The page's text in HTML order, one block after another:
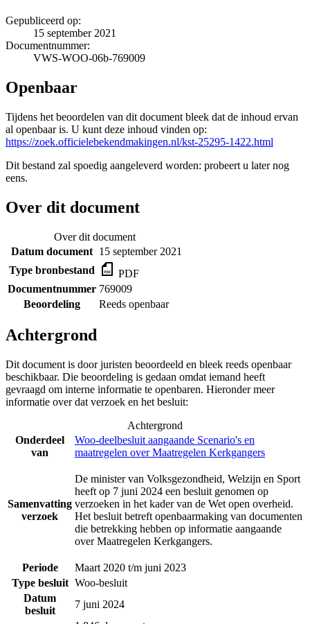
Gepubliceerd op:
15 september 2021
Documentnummer:
VWS-WOO-06b-769009
Openbaar
Tijdens het beoordelen van dit document bleek dat de inhoud ervan
al openbaar is. U kunt deze inhoud vinden op:
https://zoek.officielebekendmakingen.nl/kst-25295-1422.html
Dit bestand zal spoedig aangeleverd worden: probeert u later nog
eens.
Over dit document
Over dit document
Datum document 15 september 2021
Type bronbestand
PDF
Documentnummer 769009
Beoordeling
Reeds openbaar
Achtergrond
Dit document is door juristen beoordeeld en bleek reeds openbaar
beschikbaar. Die beoordeling is gedaan omdat iemand heeft
gevraagd om interne informatie te openbaren. Hieronder meer
informatie over dat verzoek en het besluit:
Achtergrond
Onderdeel
van
Woo-deelbesluit aangaande Scenario's en
maatregelen over Maatregelen Kerkgangers
Samenvatting
verzoek
De minister van Volksgezondheid, Welzijn en Sport
heeft op 7 juni 2024 een besluit genomen op
verzoeken in het kader van de Wet open overheid.
Het besluit betreft openbaarmaking van documenten
die betrekking hebben op informatie aangaande
over Maatregelen Kerkgangers.
Periode
Maart 2020 t/m juni 2023
Type besluit Woo-besluit
Datum
besluit
7 juni 2024